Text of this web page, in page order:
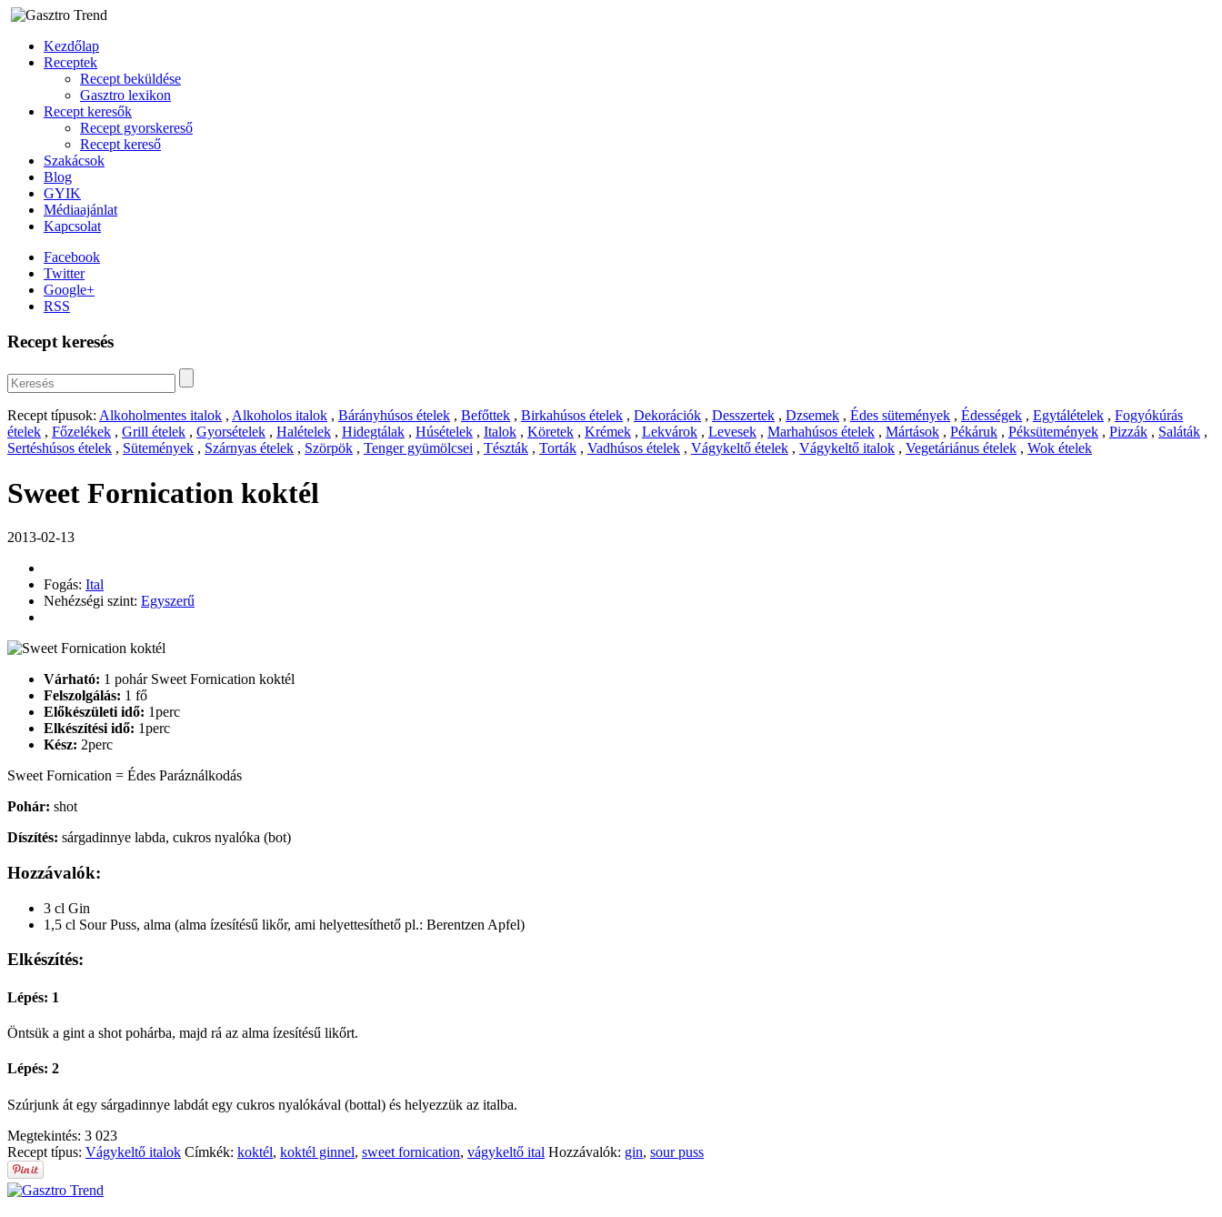
Kezdőlap
Receptek
Recept beküldése
Gasztro lexikon
Recept keresők
Recept gyorskereső
Recept kereső
Szakácsok
Blog
GYIK
Médiaajánlat
Kapcsolat
Facebook
Twitter
Google+
RSS
Recept keresés
Recept típusok: Alkoholmentes italok , Alkoholos italok , Bárányhúsos ételek , Befőttek , Birkahúsos ételek , Dekorációk , Desszertek , Dzsemek , Édes sütemények , Édességek , Egytálételek , Fogyókúrás
ételek , Főzelékek , Grill ételek , Gyorsételek , Halételek , Hidegtálak , Húsételek , Italok , Köretek , Krémek , Lekvárok , Levesek , Marhahúsos ételek , Mártások , Pékáruk , Péksütemények , Pizzák , Saláták ,
Sertéshúsos ételek , Sütemények , Szárnyas ételek , Szörpök , Tenger gyümölcsei , Tészták , Torták , Vadhúsos ételek , Vágykeltő ételek , Vágykeltő italok , Vegetáriánus ételek , Wok ételek
Sweet Fornication koktél
2013-02-13
Fogás: Ital
Nehézségi szint: Egyszerű
Várható: 1 pohár Sweet Fornication koktél
Felszolgálás: 1 fő
Előkészületi idő: 1perc
Elkészítési idő: 1perc
Kész: 2perc
Sweet Fornication = Édes Paráználkodás
Pohár: shot
Díszítés: sárgadinnye labda, cukros nyalóka (bot)
Hozzávalók:
3 cl Gin
1,5 cl Sour Puss, alma (alma ízesítésű likőr, ami helyettesíthető pl.: Berentzen Apfel)
Elkészítés:
Lépés: 1
Öntsük a gint a shot pohárba, majd rá az alma ízesítésű likőrt.
Lépés: 2
Szúrjunk át egy sárgadinnye labdát egy cukros nyalókával (bottal) és helyezzük az italba.
Megtekintés: 3 023
Recept típus: Vágykeltő italok Címkék: koktél, koktél ginnel, sweet fornication, vágykeltő ital Hozzávalók: gin, sour puss